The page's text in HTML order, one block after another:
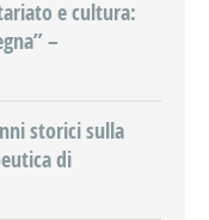
e cultura:
–
storici sulla
di